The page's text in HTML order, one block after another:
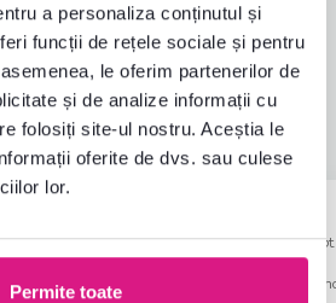
a personaliza conținutul și
funcții de rețele sociale și pentru
le oferim partenerilor de
și de analize informații cu
folosiți site-ul nostru. Aceștia le
oferite de dvs. sau culese
lor.
Permite toate
asamblării
4,9
produsului
4,7
așteptările
4,8
produsului
4,6
calitate-preț
4,8
I
25.11.2025,
România
Recenzie pentru același